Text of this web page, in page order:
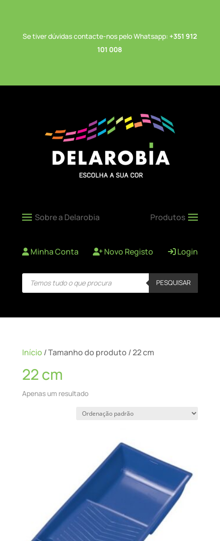
Se tiver dúvidas contacte-nos pelo Whatsapp: +351 912
101 008
Minha Conta Novo Registo Login
Products
search PESQUISAR
Início / Tamanho do produto / 22 cm
22 cm
Apenas um resultado